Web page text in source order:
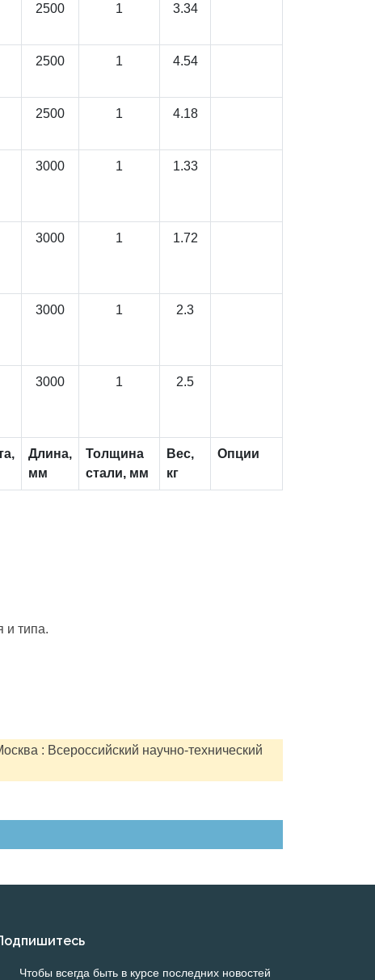
2500 1 3.34
2500 1 4.54
2500 1 4.18
3000 1 1.33
3000 1 1.72
3000 1 2.3
3000 1 2.5
Длина,
мм
Толщина
стали, мм
Вес,
кг
Опции
и типа.
: Всероссийский научно-технический
Чтобы всегда быть в курсе последних новостей